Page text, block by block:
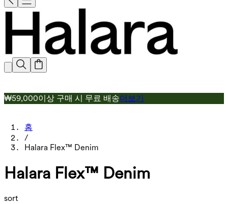
₩59,000이상 구매 시 무료 배송더보기
홈
/
Halara Flex™ Denim
Halara Flex™ Denim
sort